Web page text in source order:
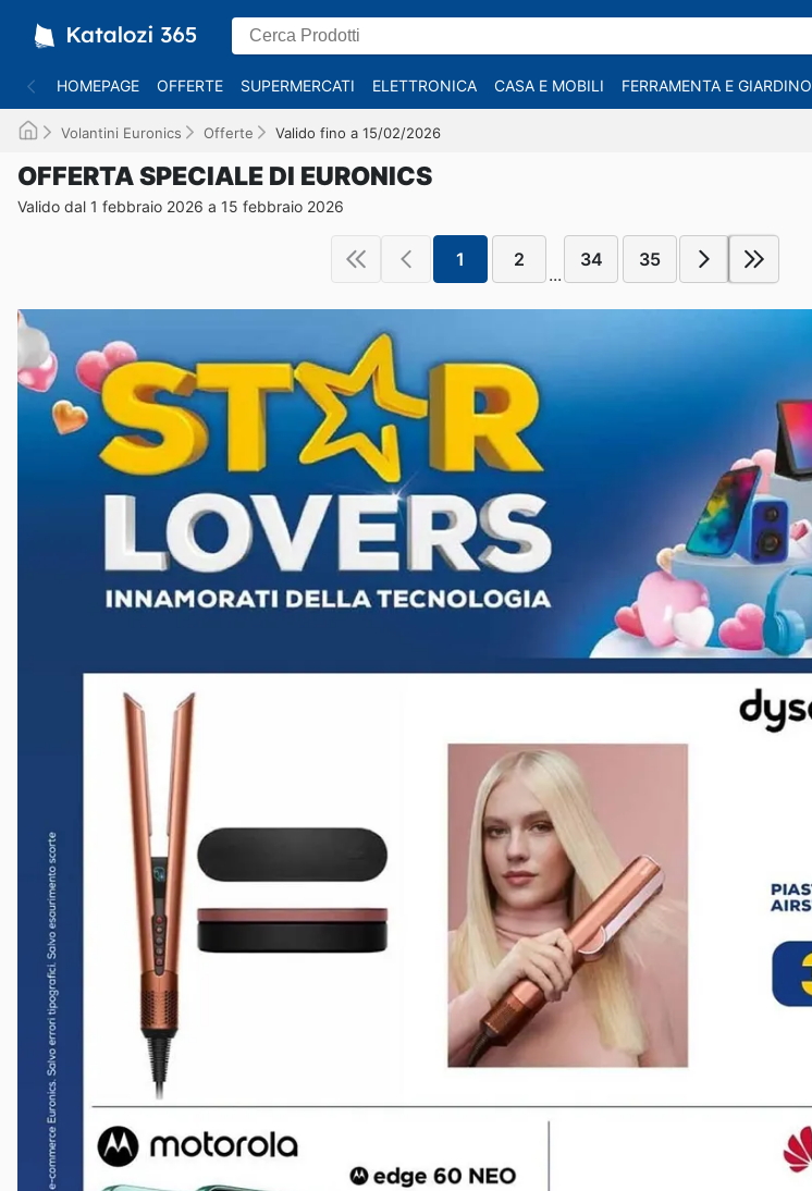
HOMEPAGE OFFERTE SUPERMERCATI ELETTRONICA CASA E MOBILI FERRAMENTA E GIARDINO
Volantini Euronics Offerte Valido fino a 15/02/2026
OFFERTA SPECIALE DI EURONICS
Valido dal 1 febbraio 2026 a 15 febbraio 2026
1 2
...
34 35